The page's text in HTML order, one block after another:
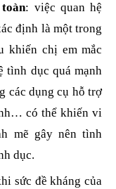
: việc quan hệ
định là một trong
khiến chị em mắc
tình dục quá mạnh
các dụng cụ hỗ trợ
có thể khiến vi
mẽ gây nên tình
dục.
sức đề kháng của